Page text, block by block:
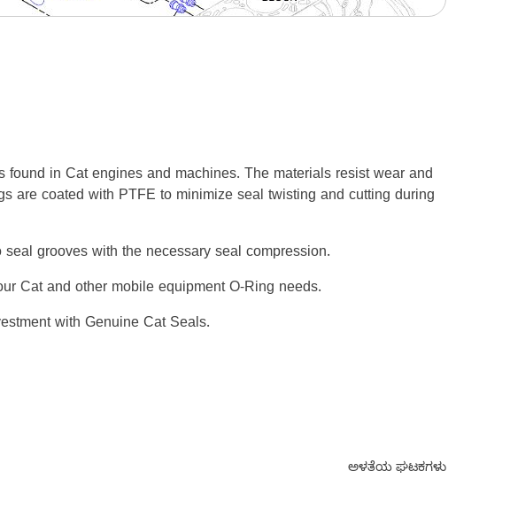
in Cat engines and machines. The materials resist wear and
are coated with PTFE to minimize seal twisting and cutting during
grooves with the necessary seal compression.
Cat and other mobile equipment O-Ring needs.
with Genuine Cat Seals.
ಅಳತೆಯ ಘಟಕಗಳು